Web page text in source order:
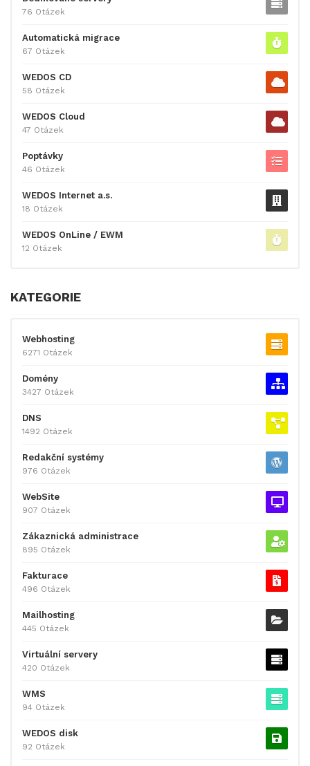
76 Otázek
Automatická migrace
67 Otázek
WEDOS CD
58 Otázek
WEDOS Cloud
47 Otázek
Poptávky
46 Otázek
WEDOS Internet a.s.
18 Otázek
WEDOS OnLine / EWM
12 Otázek
KATEGORIE
Webhosting
6271 Otázek
Domény
3427 Otázek
DNS
1492 Otázek
Redakční systémy
976 Otázek
WebSite
907 Otázek
Zákaznická administrace
895 Otázek
Fakturace
496 Otázek
Mailhosting
445 Otázek
Virtuální servery
420 Otázek
WMS
94 Otázek
WEDOS disk
92 Otázek